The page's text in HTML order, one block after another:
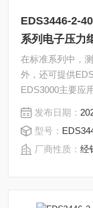
EDS3446-2-
系列电子压力
在标准系列中，
外，还可提供
EDS3000主要应
域。贺德克
400-Y00+ZBE06-
发布日期：
型号：
厂商性质：经